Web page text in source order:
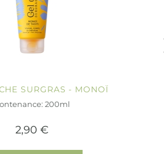
SURGRAS - MONOÏ
200ml
2,90 €